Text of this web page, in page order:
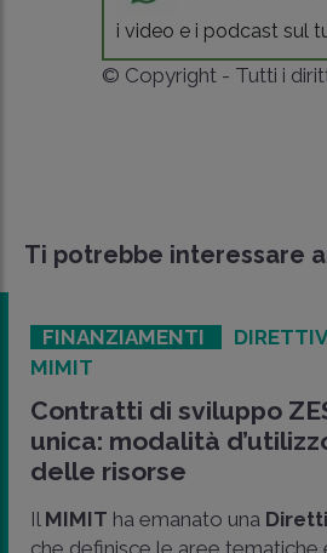
i video e i podcast sul
© Copyright - Tutti i
Ti potrebbe interessare
FINANZIAMENTI
MIMIT
Contratti di sviluppo
unica: modalità
delle risorse
Il MIMIT ha emanato una
che definisce le aree tematiche